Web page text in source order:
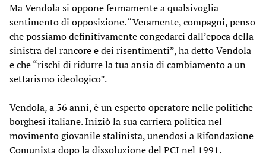
Ma Vendola si oppone fermamente a qualsivoglia
sentimento di opposizione. “Veramente, compagni, penso
che possiamo definitivamente congedarci dall’epoca della
sinistra del rancore e dei risentimenti”, ha detto Vendola
e che “rischi di ridurre la tua ansia di cambiamento a un
settarismo ideologico”.
Vendola, a 56 anni, è un esperto operatore nelle politiche
borghesi italiane. Iniziò la sua carriera politica nel
movimento giovanile stalinista, unendosi a Rifondazione
Comunista dopo la dissoluzione del PCI nel 1991.